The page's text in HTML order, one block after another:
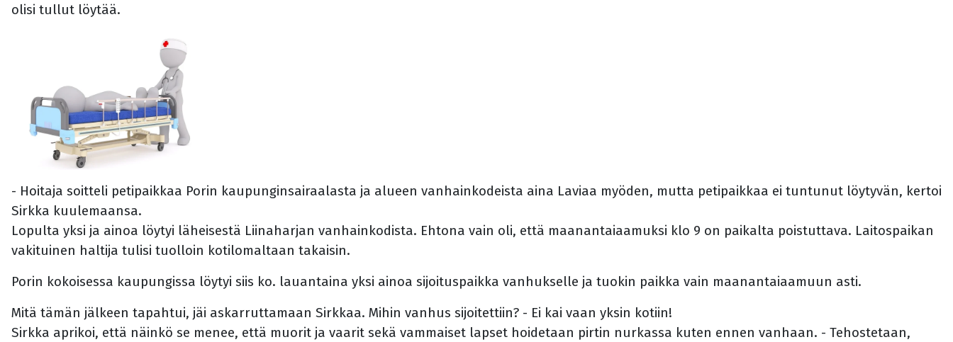
olisi tullut löytää.
- Hoitaja soitteli petipaikkaa Porin kaupunginsairaalasta ja alueen vanhainkodeista aina Laviaa myöden, mutta petipaikkaa ei tuntunut löytyvän, kertoi
Sirkka kuulemaansa.
Lopulta yksi ja ainoa löytyi läheisestä Liinaharjan vanhainkodista. Ehtona vain oli, että maanantaiaamuksi klo 9 on paikalta poistuttava. Laitospaikan
vakituinen haltija tulisi tuolloin kotilomaltaan takaisin.
Porin kokoisessa kaupungissa löytyi siis ko. lauantaina yksi ainoa sijoituspaikka vanhukselle ja tuokin paikka vain maanantaiaamuun asti.
Mitä tämän jälkeen tapahtui, jäi askarruttamaan Sirkkaa. Mihin vanhus sijoitettiin? - Ei kai vaan yksin kotiin!
Sirkka aprikoi, että näinkö se menee, että muorit ja vaarit sekä vammaiset lapset hoidetaan pirtin nurkassa kuten ennen vanhaan. - Tehostetaan,